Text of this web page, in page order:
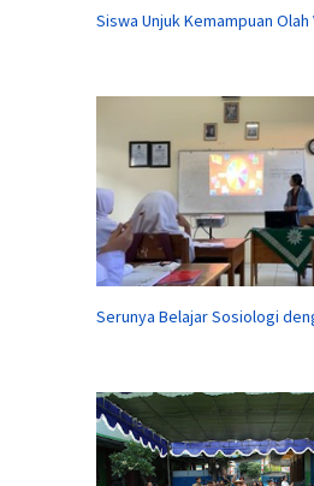
Siswa Unjuk Kemampuan Olah
Serunya Belajar Sosiologi